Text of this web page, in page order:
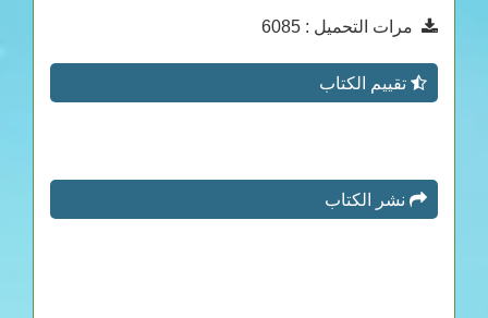
مرات التحميل : 6085
تقييم الكتاب
نشر الكتاب